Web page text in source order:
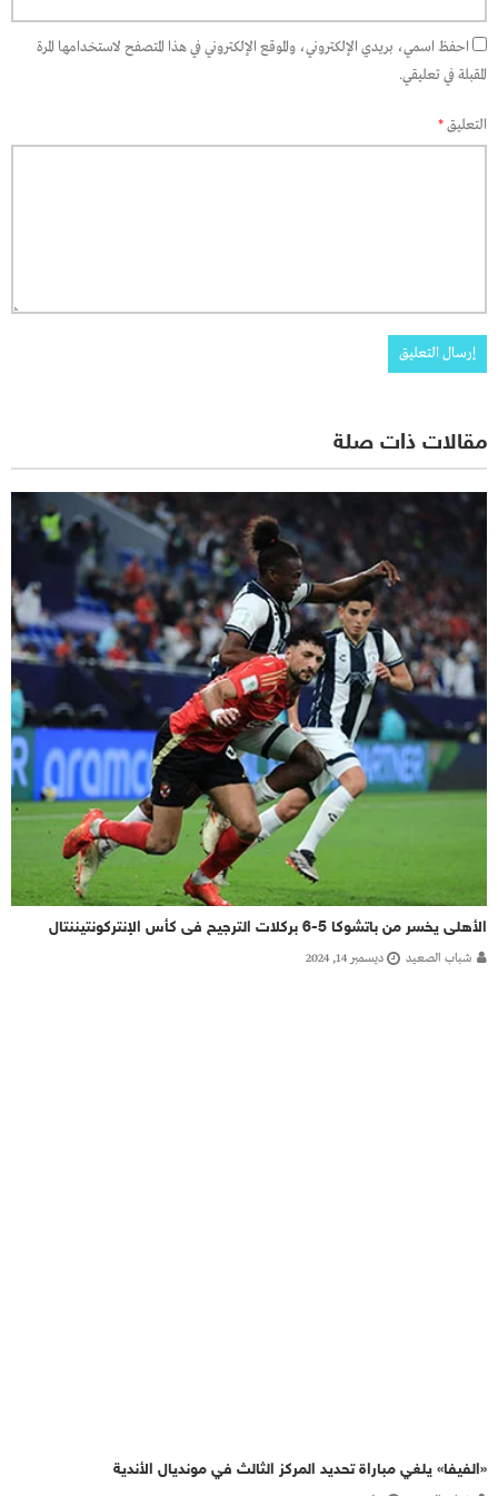
احفظ اسمي، بريدي الإلكتروني، والموقع الإلكتروني في هذا المتصفح لاستخدامها المرة
المقبلة في تعليقي.
التعليق*
مقالات ذات صلة
الأهلى يخسر من باتشوكا 5-6 بركلات الترجيح فى كأس الإنتركونتيننتال
شباب الصعيد ديسمبر 14, 2024
«الفيفا» يلغي مباراة تحديد المركز الثالث في مونديال الأندية